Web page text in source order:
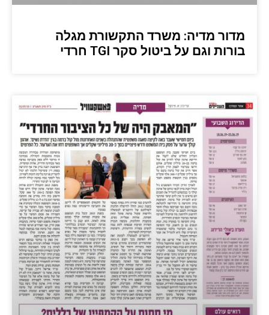
מדור מדיה: משרד התקשורת מגלה
בורות וגם על ביטול סקר TGI חרדי